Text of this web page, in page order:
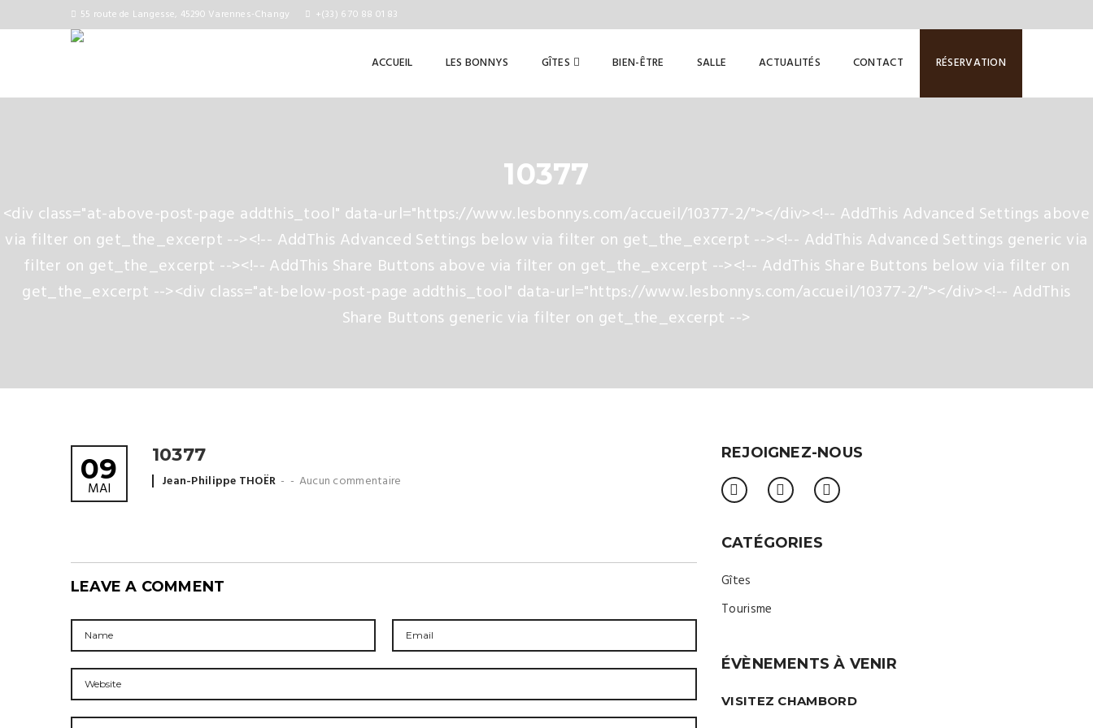
55 route de Langesse, 45290 Varennes-Changy +(33) 6 70 88 01 83
ACCUEIL LES BONNYS GÎTES BIEN-ÊTRE SALLE ACTUALITÉS CONTACT RÉSERVATION
10377
<div class="at-above-post-page addthis_tool" data-url="https://www.lesbonnys.com/accueil/10377-2/"></div><!-- AddThis Advanced Settings above
via filter on get_the_excerpt --><!-- AddThis Advanced Settings below via filter on get_the_excerpt --><!-- AddThis Advanced Settings generic via
filter on get_the_excerpt --><!-- AddThis Share Buttons above via filter on get_the_excerpt --><!-- AddThis Share Buttons below via filter on
get_the_excerpt --><div class="at-below-post-page addthis_tool" data-url="https://www.lesbonnys.com/accueil/10377-2/"></div><!-- AddThis
Share Buttons generic via filter on get_the_excerpt -->
10377
09
MAI
Posted
Jean-Philippe THOËR Aucun commentaire
LEAVE A COMMENT
REJOIGNEZ-NOUS
CATÉGORIES
Gîtes
Tourisme
ÉVÈNEMENTS À VENIR
VISITEZ CHAMBORD